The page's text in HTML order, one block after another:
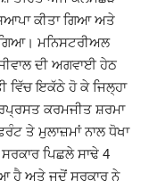
ਕੀਤਾ ਗਿਆ ਅਤੇ
ਮਨਿਸਟਰੀਅਲ
ਦੀ ਅਗਵਾਈ ਹੇਠ
ਵਿੱਚ ਇਕੱਠੇ ਹੋ ਕੇ ਜਿਲ੍ਹਾ
ਕਰਮਜੀਤ ਸ਼ਰਮਾ
ਤੇ ਮੁਲਾਜ਼ਮਾਂ ਨਾਲ ਧੋਖਾ
ਪਿਛਲੇ ਸਾਢੇ 4
ਹੈ ਅਤੇ ਜਦੋਂ ਸਰਕਾਰ ਨੇ